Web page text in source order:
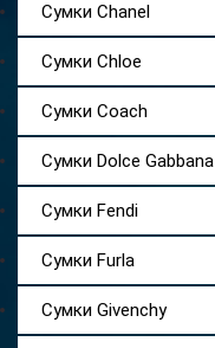
Сумки Chanel
Сумки Chloe
Сумки Coach
Сумки Dolce Gabbana
Сумки Fendi
Сумки Furla
Сумки Givenchy